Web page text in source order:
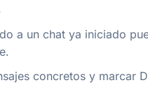
a un chat ya iniciado
concretos y marcar